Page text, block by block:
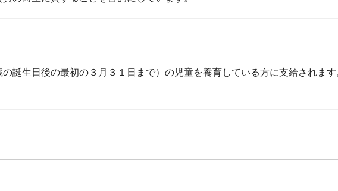
誕生日後の最初の３月３１日まで）の児童を養育している方に支給されます